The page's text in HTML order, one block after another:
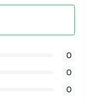
0
0
0